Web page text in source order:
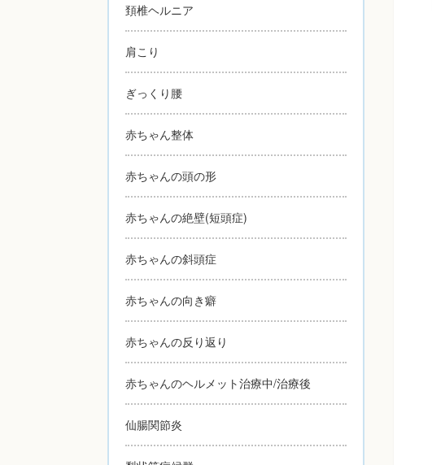
頚椎ヘルニア
肩こり
ぎっくり腰
赤ちゃん整体
赤ちゃんの頭の形
赤ちゃんの絶壁(短頭症)
赤ちゃんの斜頭症
赤ちゃんの向き癖
赤ちゃんの反り返り
赤ちゃんのヘルメット治療中/治療後
仙腸関節炎